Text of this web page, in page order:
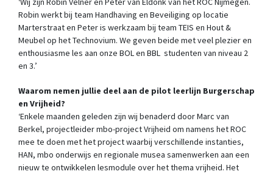
Robin werkt bij team Handhaving en Beveiliging op locatie
Marterstraat en Peter is werkzaam bij team TEIS en Hout &
Meubel op het Technovium. We geven beide met veel plezier en
enthousiasme les aan onze BOL en BBL studenten van niveau 2
en 3.’
Waarom nemen jullie deel aan de pilot leerlijn Burgerschap
en Vrijheid?
‘Enkele maanden geleden zijn wij benaderd door Marc van
Berkel, projectleider mbo-project Vrijheid om namens het ROC
mee te doen met het project waarbij verschillende instanties,
HAN, mbo onderwijs en regionale musea samenwerken aan een
nieuw te ontwikkelen lesmodule over het thema vrijheid. Het